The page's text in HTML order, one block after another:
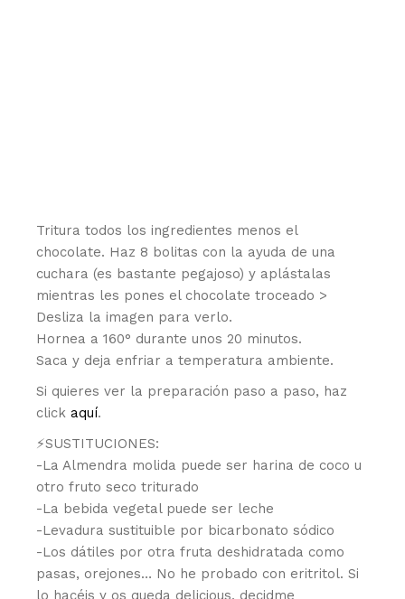
Tritura todos los ingredientes menos el
chocolate. Haz 8 bolitas con la ayuda de una
cuchara (es bastante pegajoso) y aplástalas
mientras les pones el chocolate troceado >
Desliza la imagen para verlo.
Hornea a 160° durante unos 20 minutos.
Saca y deja enfriar a temperatura ambiente.
Si quieres ver la preparación paso a paso, haz
clickaquí.
⚡️SUSTITUCIONES:
-La Almendra molida puede ser harina de coco u
otro fruto seco triturado
-La bebida vegetal puede ser leche
-Levadura sustituible por bicarbonato sódico
-Los dátiles por otra fruta deshidratada como
pasas, orejones… No he probado con eritritol. Si
lo hacéis y os queda delicious, decidme